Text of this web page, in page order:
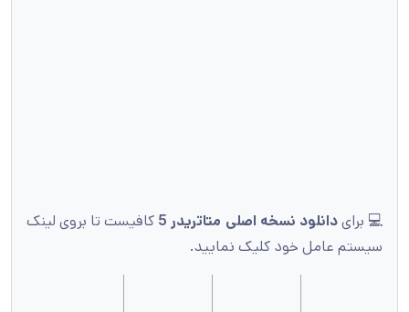
💻 برایدانلود نسخه اصلی متاتریدر 5
کافیست تا بروی لینک
سیستم عامل خود کلیک نمایید.